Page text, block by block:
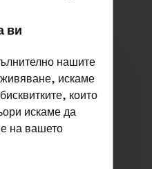
ви
нашите
искаме
които
искаме да
на вашето